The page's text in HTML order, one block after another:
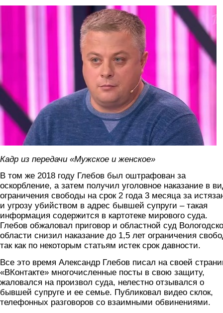
Кадр из передачи «Мужское и женское»
В том же 2018 году Глебов был оштрафован за
оскорбление, а затем получил уголовное наказание в
ограничения свободы на срок 2 года 3 месяца за
и угрозу убийством в адрес бывшей супруги – такая
информация содержится в картотеке мирового суда.
Глебов обжаловал приговор и областной суд
области снизил наказание до 1,5 лет ограничения
так как по некоторым статьям истек срок давности.
Все это время Александр Глебов писал на своей
«ВКонтакте» многочисленные посты в свою защиту,
жаловался на произвол суда, нелестно отзывался о
бывшей супруге и ее семье. Публиковал видео склок,
телефонных разговоров со взаимными обвинениями.